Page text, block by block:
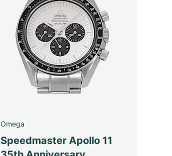
Omega
Speedmaster Apollo 11